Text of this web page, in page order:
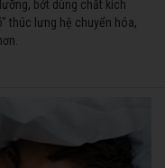
bớt dùng chất kích
thúc lưng hệ chuyển hóa,